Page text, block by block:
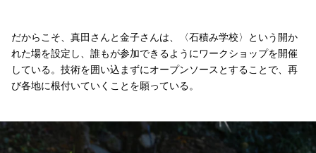
だからこそ、真田さんと金子さんは、〈石積み学校〉という開か
れた場を設定し、誰もが参加できるようにワークショップを開催
している。技術を囲い込まずにオープンソースとすることで、再
び各地に根付いていくことを願っている。